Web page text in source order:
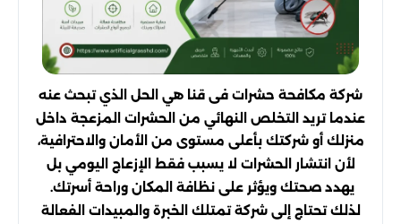
شركة مكافحة حشرات فى قنا هي الحل الذي تبحث عنه
عندما تريد التخلص النهائي من الحشرات المزعجة داخل
منزلك أو شركتك بأعلى مستوى من الأمان والاحترافية،
لأن انتشار الحشرات لا يسبب فقط الإزعاج اليومي بل
يهدد صحتك ويؤثر على نظافة المكان وراحة أسرتك.
لذلك تحتاج إلى شركة تمتلك الخبرة والمبيدات الفعالة